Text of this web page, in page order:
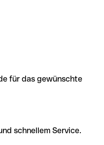
für das gewünschte
schnellem Service.